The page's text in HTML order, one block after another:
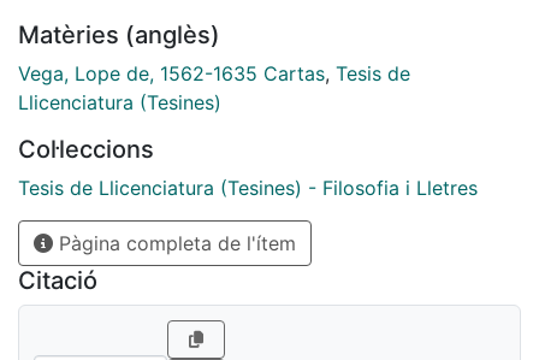
Matèries (anglès)
Vega, Lope de, 1562-1635 Cartas, Tesis de
Llicenciatura (Tesines)
Col·leccions
Tesis de Llicenciatura (Tesines) - Filosofia i Lletres
Pàgina completa de l'ítem
Citació